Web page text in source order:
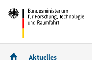
Aktuelles